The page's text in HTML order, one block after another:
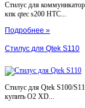
Стилус для
кпк qtec s200 HTC...
Подробнее »
Стилус для Qtek S110
Стилус для Qtek S100/
купить O2 XD...